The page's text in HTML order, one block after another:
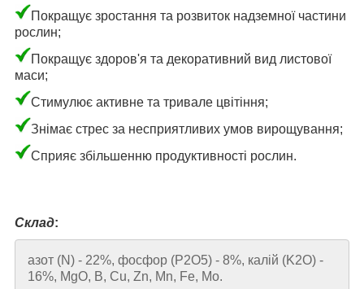
Покращує зростання та розвиток надземної частини
рослин;
Покращує здоров'я та декоративний вид листової
маси;
Стимулює активне та тривале цвітіння;
Знімає стрес за несприятливих умов вирощування;
Сприяє збільшенню продуктивності рослин.
Склад:
азот (N) - 22%, фосфор (P2O5) - 8%, калій (K2O) -
16%, MgO, B, Cu, Zn, Mn, Fe, Mo.